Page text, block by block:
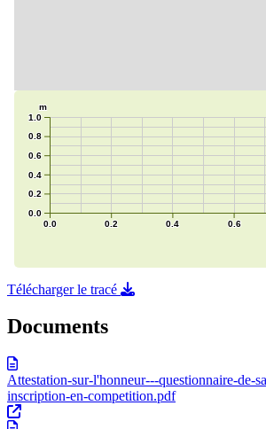
Télécharger le tracé
Documents
Attestation-sur-l'honneur---questionnaire-de-
inscription-en-competition.pdf